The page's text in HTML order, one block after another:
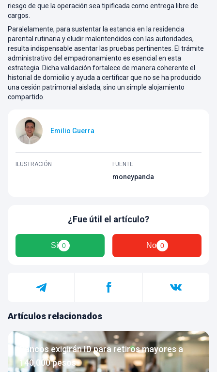
riesgo de que la operación sea tipificada como entrega libre de
cargos.
Paralelamente, para sustentar la estancia en la residencia
parental rutinaria y eludir malentendidos con las autoridades,
resulta indispensable asentar las pruebas pertinentes. El trámite
administrativo del empadronamiento es esencial en esta
estrategia. Dicha validación fortalece de manera coherente el
historial de domicilio y ayuda a certificar que no se ha producido
una cesión patrimonial aislada, sino un simple alojamiento
compartido.
Emilio Guerra
ILUSTRACIÓN FUENTE
moneypanda
¿Fue útil el artículo?
Sí 0 No 0
Artículos relacionados
Bancos exigirán ID para retiros mayores a
140,000 pesos